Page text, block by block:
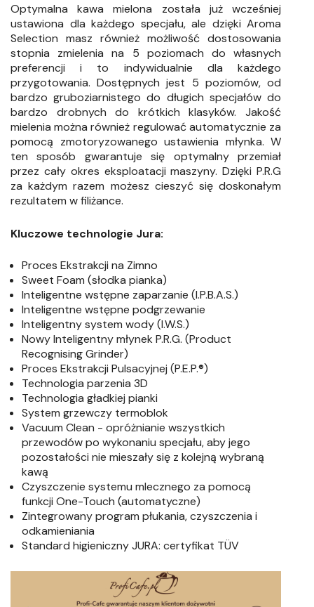
Optymalna kawa mielona została już wcześniej
ustawiona dla każdego specjału, ale dzięki Aroma
Selection masz również możliwość dostosowania
stopnia zmielenia na 5 poziomach do własnych
preferencji i to indywidualnie dla każdego
przygotowania. Dostępnych jest 5 poziomów, od
bardzo gruboziarnistego do długich specjałów do
bardzo drobnych do krótkich klasyków. Jakość
mielenia można również regulować automatycznie za
pomocą zmotoryzowanego ustawienia młynka. W
ten sposób gwarantuje się optymalny przemiał
przez cały okres eksploatacji maszyny. Dzięki P.R.G
za każdym razem możesz cieszyć się doskonałym
rezultatem w filiżance.
Kluczowe technologie Jura:
Proces Ekstrakcji na Zimno
Sweet Foam (słodka pianka)
Inteligentne wstępne zaparzanie (I.P.B.A.S.)
Inteligentne wstępne podgrzewanie
Inteligentny system wody (I.W.S.)
Nowy Inteligentny młynek P.R.G. (Product
Recognising Grinder)
Proces Ekstrakcji Pulsacyjnej (P.E.P.®)
Technologia parzenia 3D
Technologia gładkiej pianki
System grzewczy termoblok
Vacuum Clean - opróżnianie wszystkich
przewodów po wykonaniu specjału, aby jego
pozostałości nie mieszały się z kolejną wybraną
kawą
Czyszczenie systemu mlecznego za pomocą
funkcji One-Touch (automatyczne)
Zintegrowany program płukania, czyszczenia i
odkamieniania
Standard higieniczny JURA: certyfikat TÜV